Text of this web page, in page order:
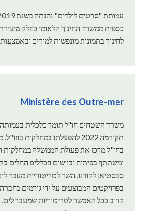
כספית ממשרד החינוך הלאומי כחלק
לחינוך בתמונות מונפשות למורים
Ministère des Outre-mer
משרד השטחים חו"ל תומך כלכלית בעמותה
תקורמה 2022 להפעלתו במחלקות
בחו"ל מרכז את פעולת הממשלה במחלקות
ומשתתף בפיתוח וביישום הכללים החלים
סבסטיאן לקורנו, השר לטריטוריות מעבר
בפרויקטים המבוצעים על ידי גורמים
קרוב ככל האפשר לטריטוריות שמעבר לים,